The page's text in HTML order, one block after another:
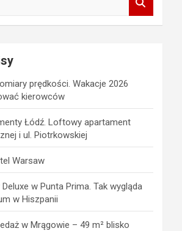
prędkości. Wakacje 2026
kierowców
Łódź. Loftowy apartament
i ul. Piotrkowskiej
Warsaw
w Punta Prima. Tak wygląda
w Hiszpanii
w Mrągowie – 49 m² blisko